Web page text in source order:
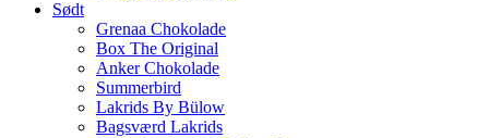
Sødt
Grenaa Chokolade
Box The Original
Anker Chokolade
Summerbird
Lakrids By Bülow
Bagsværd Lakrids